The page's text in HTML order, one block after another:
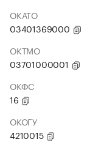
ОКАТО
03401369000
ОКТМО
03701000001
ОКФС
16
ОКОГУ
4210015